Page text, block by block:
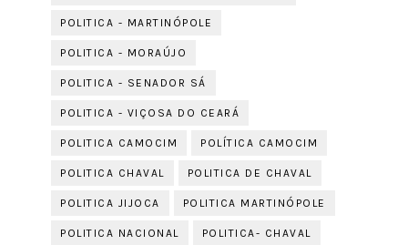
POLITICA - MARTINÓPOLE
POLITICA - MORAÚJO
POLITICA - SENADOR SÁ
POLITICA - VIÇOSA DO CEARÁ
POLITICA CAMOCIM POLÍTICA CAMOCIM
POLITICA CHAVAL POLITICA DE CHAVAL
POLITICA JIJOCA POLITICA MARTINÓPOLE
POLITICA NACIONAL POLITICA- CHAVAL